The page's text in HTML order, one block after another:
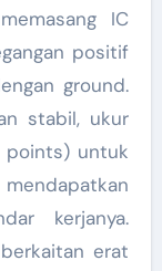
IC
positif
ground.
stabil, ukur
untuk
kerjanya.
erat